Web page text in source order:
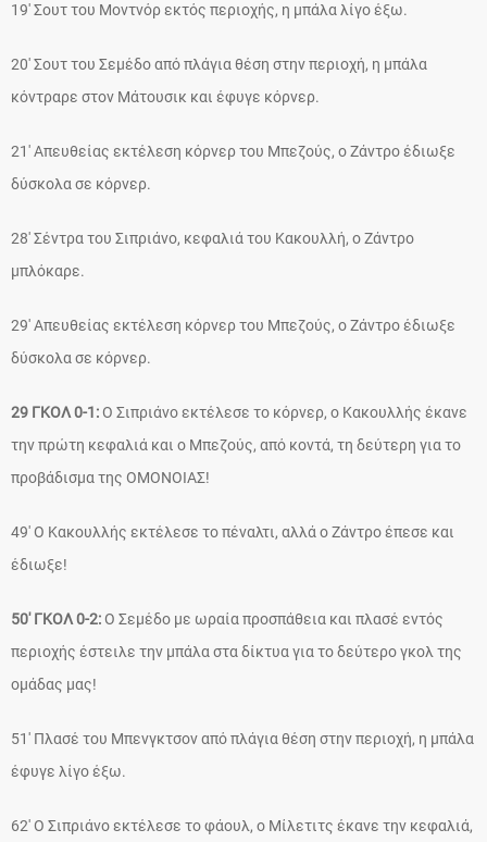
19′ Σουτ του Μοντνόρ εκτός περιοχής, η μπάλα λίγο έξω.
20′ Σουτ του Σεμέδο από πλάγια θέση στην περιοχή, η μπάλα
κόντραρε στον Μάτουσικ και έφυγε κόρνερ.
21′ Απευθείας εκτέλεση κόρνερ του Μπεζούς, ο Ζάντρο έδιωξε
δύσκολα σε κόρνερ.
28′ Σέντρα του Σιπριάνο, κεφαλιά του Κακουλλή, ο Ζάντρο
μπλόκαρε.
29′ Απευθείας εκτέλεση κόρνερ του Μπεζούς, ο Ζάντρο έδιωξε
δύσκολα σε κόρνερ.
29 ΓΚΟΛ 0-1:Ο Σιπριάνο εκτέλεσε το κόρνερ, ο Κακουλλής έκανε
την πρώτη κεφαλιά και ο Μπεζούς, από κοντά, τη δεύτερη για το
προβάδισμα της ΟΜΟΝΟΙΑΣ!
49′ Ο Κακουλλής εκτέλεσε το πέναλτι, αλλά ο Ζάντρο έπεσε και
έδιωξε!
50′ ΓΚΟΛ 0-2:Ο Σεμέδο με ωραία προσπάθεια και πλασέ εντός
περιοχής έστειλε την μπάλα στα δίκτυα για το δεύτερο γκολ της
ομάδας μας!
51′ Πλασέ του Μπενγκτσον από πλάγια θέση στην περιοχή, η μπάλα
έφυγε λίγο έξω.
62′ Ο Σιπριάνο εκτέλεσε το φάουλ, ο Μίλετιτς έκανε την κεφαλιά,